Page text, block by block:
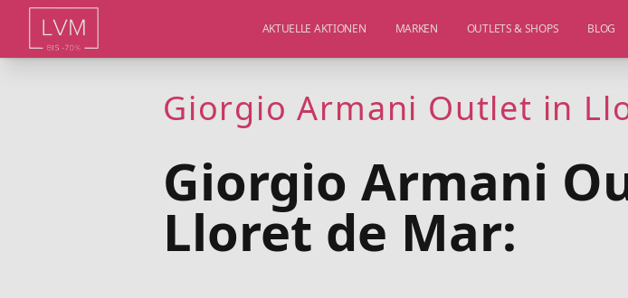
AKTUELLE AKTIONEN MARKEN OUTLETS & SHOPS BLOG
Giorgio Armani Outlet in
Giorgio Armani
Lloret de Mar: